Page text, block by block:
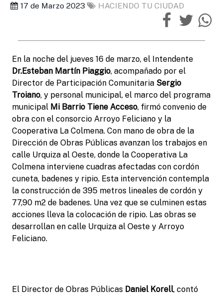
17 de Marzo 2023 HACIENDO TU CIUDAD
En la noche del jueves 16 de marzo, el Intendente
Dr.Esteban Martín Piaggio, acompañado por el
Director de Participación Comunitaria Sergio
Troiano, y personal municipal, el marco del programa
municipal Mi Barrio Tiene Acceso, firmó convenio de
obra con el consorcio Arroyo Feliciano y la
Cooperativa La Colmena. Con mano de obra de la
Dirección de Obras Públicas avanzan los trabajos en
calle Urquiza al Oeste, donde la Cooperativa La
Colmena interviene cuadras afectadas con cordón
cuneta, badenes y ripio. Esta intervención contempla
la construcción de 395 metros lineales de cordón y
77,90 m2 de badenes. Una vez que se culminen estas
acciones lleva la colocación de ripio. Las obras se
desarrollan en calle Urquiza al Oeste y Arroyo
Feliciano.
El Director de Obras Públicas Daniel Korell, contó